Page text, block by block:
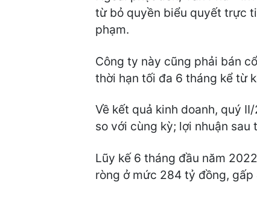
từ bỏ quyền biểu quyết trực
phạm.
Công ty này cũng phải bán
thời hạn tối đa 6 tháng kể từ
Về kết quả kinh doanh, quý
so với cùng kỳ; lợi nhuận
Lũy kế 6 tháng đầu năm
ròng ở mức 284 tỷ đồng, gấp